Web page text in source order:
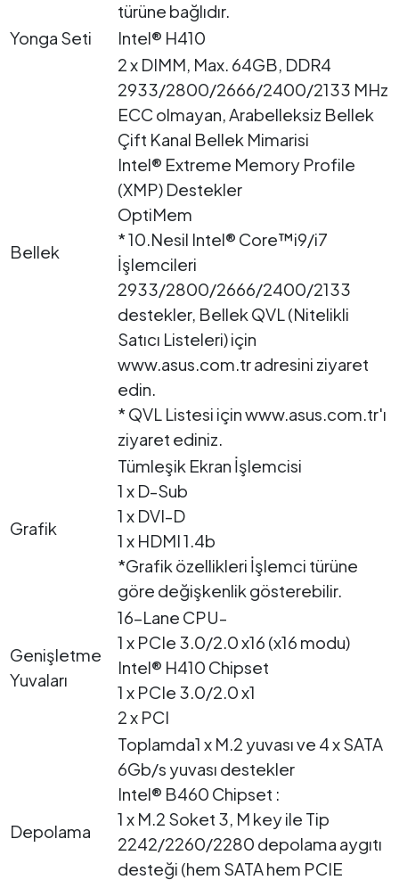
türüne bağlıdır.
Yonga Seti
Intel® H410
Bellek
2 x DIMM, Max. 64GB, DDR4
2933/2800/2666/2400/2133 MHz
ECC olmayan, Arabelleksiz Bellek
Çift Kanal Bellek Mimarisi
Intel® Extreme Memory Profile
(XMP) Destekler
OptiMem
* 10.Nesil Intel® Core™i9/i7
İşlemcileri
2933/2800/2666/2400/2133
destekler, Bellek QVL (Nitelikli
Satıcı Listeleri) için
www.asus.com.tr adresini ziyaret
edin.
* QVL Listesi için www.asus.com.tr'ı
ziyaret ediniz.
Grafik
Tümleşik Ekran İşlemcisi
1 x D-Sub
1 x DVI-D
1 x HDMI 1.4b
*Grafik özellikleri İşlemci türüne
göre değişkenlik gösterebilir.
Genişletme
Yuvaları
16-Lane CPU-
1 x PCIe 3.0/2.0 x16 (x16 modu)
Intel® H410 Chipset
1 x PCIe 3.0/2.0 x1
2 x PCI
Depolama
Toplamda1 x M.2 yuvası ve 4 x SATA
6Gb/s yuvası destekler
Intel® B460 Chipset :
1 x M.2 Soket 3, M key ile Tip
2242/2260/2280 depolama aygıtı
desteği (hem SATA hem PCIE